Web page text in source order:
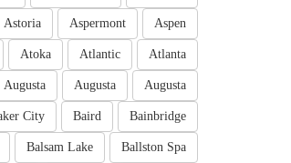
Aspen
Aspermont
Astoria
Atlanta
Atlantic
Atoka
Augusta
Augusta
Augusta
Bainbridge
Baird
City
Ballston Spa
Balsam Lake